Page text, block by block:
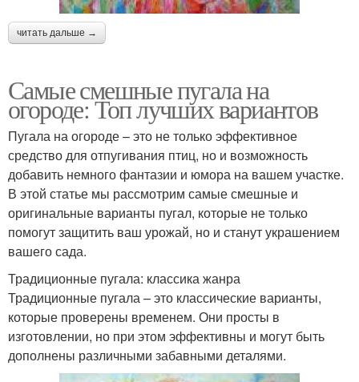
читать дальше →
Самые смешные пугала на
огороде: Топ лучших вариантов
Пугала на огороде – это не только эффективное
средство для отпугивания птиц, но и возможность
добавить немного фантазии и юмора на вашем участке.
В этой статье мы рассмотрим самые смешные и
оригинальные варианты пугал, которые не только
помогут защитить ваш урожай, но и станут украшением
вашего сада.
Традиционные пугала: классика жанра
Традиционные пугала – это классические варианты,
которые проверены временем. Они просты в
изготовлении, но при этом эффективны и могут быть
дополнены различными забавными деталями.